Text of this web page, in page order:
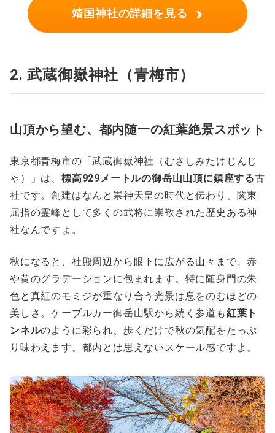
靖国神社の詳細を見る ›
2. 武蔵御嶽神社（青梅市）
山頂から望む、都内随一の紅葉絶景スポット
東京都青梅市の「武蔵御嶽神社（むさしみたけじんじ
ゃ）」は、 標高929メートルの御岳山山頂に鎮座する古
社です。創建はなんと崇神天皇の時代と伝わり、関東
屈指の霊峰として多くの武将に崇敬された歴史ある神
社なんですよ。
秋になると、社殿周辺から眼下に広がる山々まで、赤
や黄のグラデーションに包まれます。特に随身門の朱
色と真紅のモミジが重なり合う光景は息をのむほどの
美しさ。ケーブルカー御岳山駅から続く参道も紅葉ト
ンネルのように彩られ、歩くだけで秋の気配をたっぷ
り味わえます。都内とは思えないスケール感ですよ。